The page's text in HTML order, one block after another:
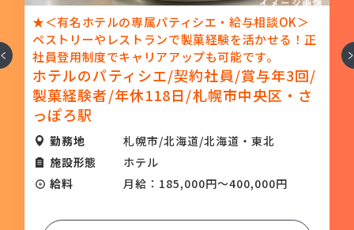
★＜有名ホテルの専属パティシエ・給与相談OK＞
ペストリーやレストランで製菓経験を活かせる！正
社員登用制度でキャリアアップも可能です。
ホテルのパティシエ/契約社員/賞与年3回/
製菓経験者/年休118日/札幌市中央区・さ
っぽろ駅
勤務地
札幌市/北海道/北海道・東北
施設形態
ホテル
給料
月給：185,000円～400,000円
次